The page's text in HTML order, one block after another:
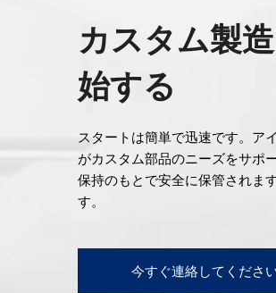
カスタム製
始する
スタートは簡単で迅速です。ア
がカスタム部品のニーズをサポ
保持のもとで安全に保管されま
す。
今すぐ連絡してくださ